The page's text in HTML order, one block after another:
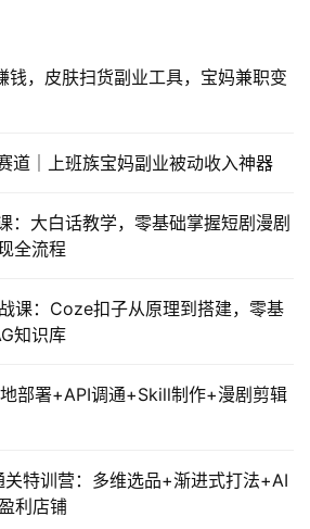
钱，皮肤扫货副业工具，宝妈兼职变
道｜上班族宝妈副业被动收入神器
：大白话教学，零基础掌握短剧漫剧
全流程
课：Coze扣子从原理到搭建，零基
知识库
部署+API调通+Skill制作+漫剧剪辑
特训营：多维选品+渐进式打法+AI
利店铺